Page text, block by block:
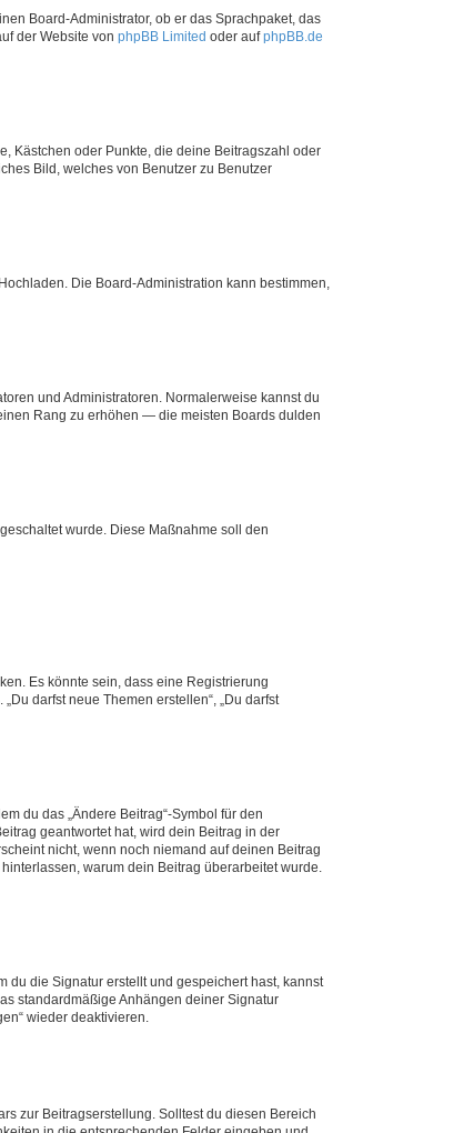
Board-Administrator, ob er das Sprachpaket, das
der Website von phpBB Limited oder aufphpBB.de
Kästchen oder Punkte, die deine Beitragszahl oder
Bild, welches von Benutzer zu Benutzer
Die Board-Administration kann bestimmen,
und Administratoren. Normalerweise kannst du
Rang zu erhöhen — die meisten Boards dulden
wurde. Diese Maßnahme soll den
Es könnte sein, dass eine Registrierung
darfst neue Themen erstellen“, „Du darfst
du das „Ändere Beitrag“-Symbol für den
geantwortet hat, wird dein Beitrag in der
nicht, wenn noch niemand auf deinen Beitrag
warum dein Beitrag überarbeitet wurde.
du die Signatur erstellt und gespeichert hast, kannst
standardmäßige Anhängen deiner Signatur
wieder deaktivieren.
zur Beitragserstellung. Solltest du diesen Bereich